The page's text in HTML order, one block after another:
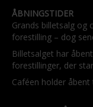
ÅBNINGSTIDER
Grands billetsalg og
forestilling – dog
Billetsalget har
forestillinger, der
Caféen holder åbent